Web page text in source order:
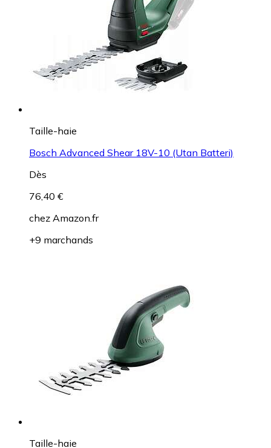
Taille-haie
Bosch Advanced Shear 18V-10 (Utan Batteri)
Dès
76,40 €
chez Amazon.fr
+9 marchands
Taille-haie